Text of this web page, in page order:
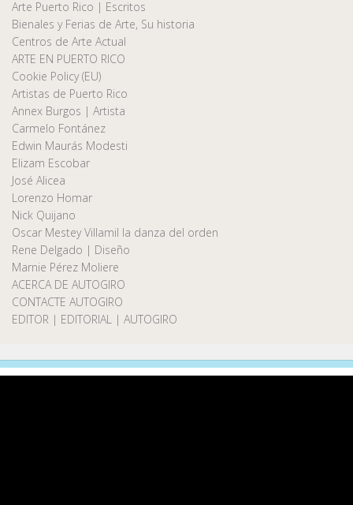
Arte Puerto Rico | Escritos
Bienales y Ferias de Arte, Su historia
Centros de Arte Actual
ARTE EN PUERTO RICO
Cookie Policy (EU)
Artistas de Puerto Rico
Annex Burgos | Artista
Carmelo Fontánez
Edwin Maurás Modesti
Elizam Escobar
José Alicea
Lorenzo Homar
Nick Quijano
Oscar Mestey Villamil la danza del orden
Rene Delgado | Diseño
Marnie Pérez Moliere
ACERCA DE AUTOGIRO
CONTACTE AUTOGIRO
EDITOR | EDITORIAL | AUTOGIRO